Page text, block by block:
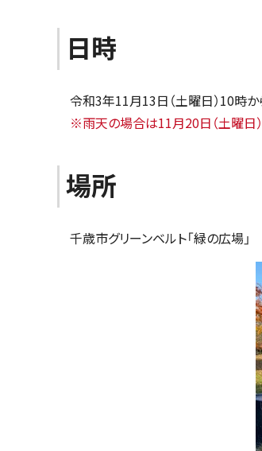
日時
令和3年11月13日（土曜日）10時
※雨天の場合は11月20日（土曜日
場所
千歳市グリーンベルト「緑の広場」